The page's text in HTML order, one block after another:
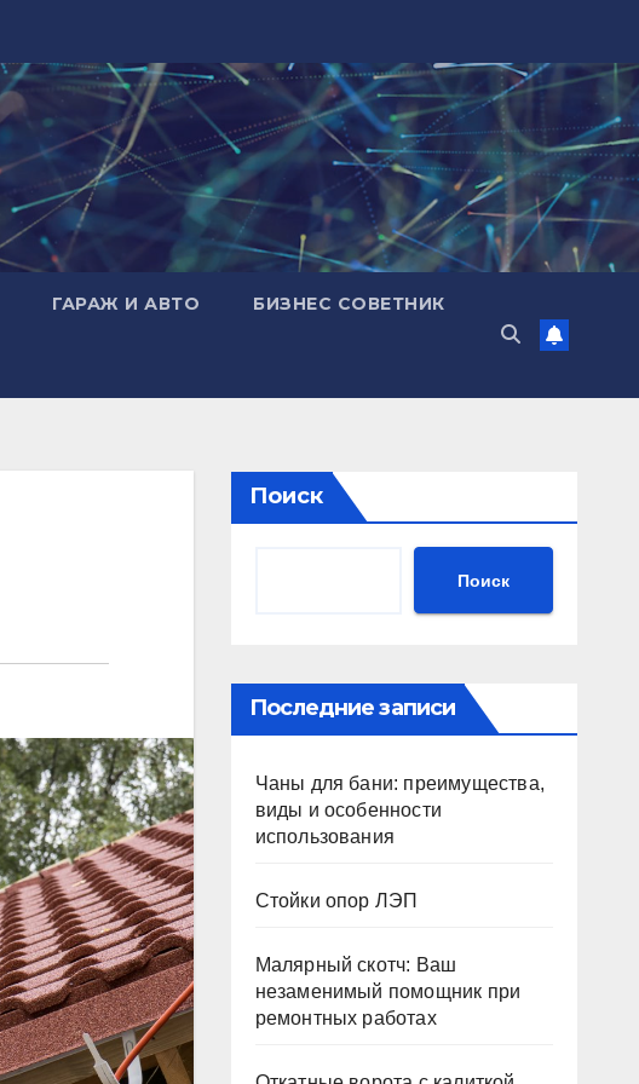
ГАРАЖ И АВТО БИЗНЕС СОВЕТНИК
Поиск
Поиск
Последние записи
Чаны для бани: преимущества,
виды и особенности
использования
Стойки опор ЛЭП
Малярный скотч: Ваш
незаменимый помощник при
ремонтных работах